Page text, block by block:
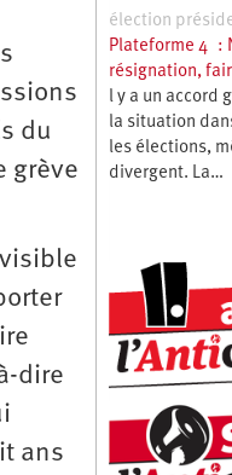
du
grève
dire
ans
élection
Plateforme 4 :
résignation,
l y a un accord
la situation
les élections,
divergent. La…